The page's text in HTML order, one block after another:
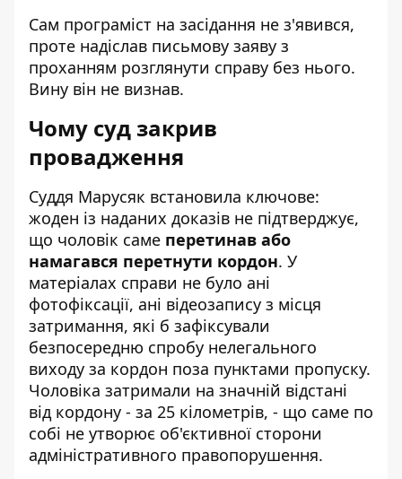
Сам програміст на засідання не з'явився,
проте надіслав письмову заяву з
проханням розглянути справу без нього.
Вину він не визнав.
Чому суд закрив
провадження
Суддя Марусяк встановила ключове:
жоден із наданих доказів не підтверджує,
що чоловік саме перетинав або
намагався перетнути кордон. У
матеріалах справи не було ані
фотофіксації, ані відеозапису з місця
затримання, які б зафіксували
безпосередню спробу нелегального
виходу за кордон поза пунктами пропуску.
Чоловіка затримали на значній відстані
від кордону - за 25 кілометрів, - що саме по
собі не утворює об'єктивної сторони
адміністративного правопорушення.